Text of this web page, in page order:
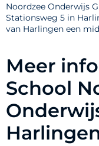
Noordzee Onderwijs
Stationsweg 5 in
van Harlingen een
Meer
School